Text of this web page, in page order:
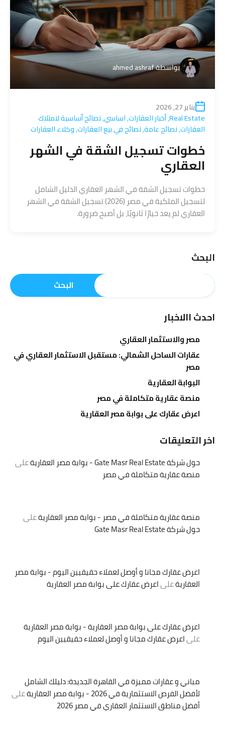
بواسطةahmed ashraf
يناير 27, 2026
Real Estate
,أخبار العقارات,اساسي,نصائح أساسية لامتلاك
العقارات,نصائح عامة,نصائح في بيع العقارات,وكلاء العقارات
خطوات تسجيل الشقة في الشهر
العقاري
خطوات تسجيل الشقة في الشهر العقاري الدليل الشامل
لتسجيل الملكية في مصر (2026) تسجيل الشقة في الشهر
العقاري لم يعد خيارًا ثانويًا، بل أصبح ضرورة.
البحث
البحث
احدث االاخبار
مصر والاستثمار العقاري
عقارات الساحل الشمالي: مستقبل الاستثمار العقاري في
مصر
البوابة العقارية
منصة عقارية متكاملة في مصر
اعرض عقارك على بوابة مصر العقارية
اخر التعليقات
حول شركة Gate Masr Real Estate - بوابة مصر العقارية
على
منصة عقارية متكاملة في مصر
منصة عقارية متكاملة في مصر - بوابة مصر العقاريةعلى
حول شركة Gate Masr Real Estate
اعرض عقارك مجانا و أوصل لعملاء حقيقيين اليوم - بوابة مصر
العقاريةعلىاعرض عقارك على بوابة مصر العقارية
اعرض عقارك على بوابة مصر العقارية - بوابة مصر العقارية
علىاعرض عقارك مجانا و أوصل لعملاء حقيقيين اليوم
مباني و عقارات مميزة في القاهرة الجديدة: دليلك الشامل
لأفضل الفرص الاستثمارية في 2026 - بوابة مصر العقارية
على
أفضل مناطق الاستثمار العقاري في مصر 2026